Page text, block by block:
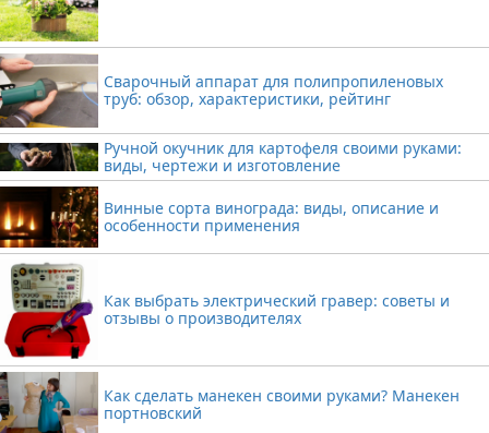
Сварочный аппарат для полипропиленовых
труб: обзор, характеристики, рейтинг
Ручной окучник для картофеля своими руками:
виды, чертежи и изготовление
Винные сорта винограда: виды, описание и
особенности применения
Как выбрать электрический гравер: советы и
отзывы о производителях
Как сделать манекен своими руками? Манекен
портновский